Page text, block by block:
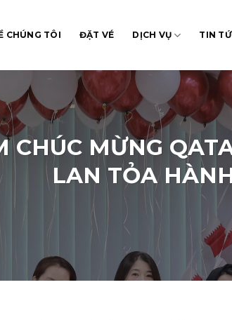
CHÚNG TÔI ĐẶT VÉ DỊCH VỤ TIN
CHÚC MỪNG
LAN TỎA